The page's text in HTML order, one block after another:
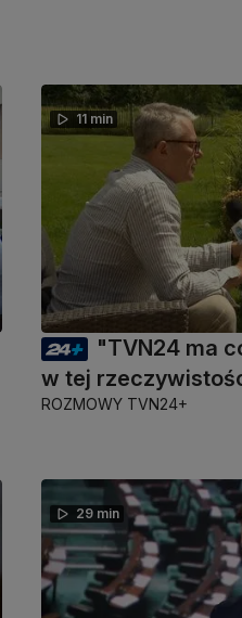
11 min
"TVN24 ma
w tej
ROZMOWY TVN24+
29 min